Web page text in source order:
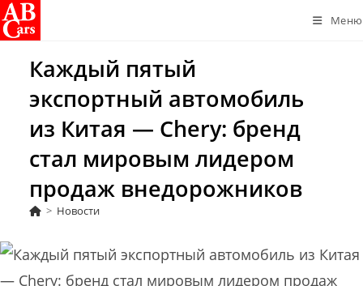
Перейти
к
Меню
Каждый пятый
экспортный автомобиль
из Китая — Chery: бренд
стал мировым лидером
продаж внедорожников
> Новости